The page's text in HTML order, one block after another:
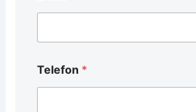
Telefon *